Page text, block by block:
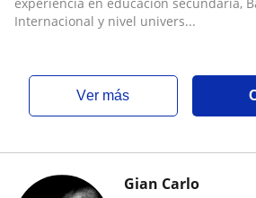
Internacional y nivel univers...
ver más
Gian Carlo